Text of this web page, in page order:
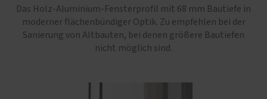
Das Holz-Aluminium-Fensterprofil mit 68 mm Bautiefe in
moderner flächenbündiger Optik. Zu empfehlen bei der
Sanierung von Altbauten, bei denen größere Bautiefen
nicht möglich sind.